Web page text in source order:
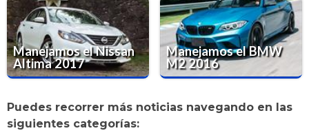
Manejamos el Nissan
Altima 2017
Manejamos el BMW
M2 2016
Puedes recorrer más noticias navegando en las
siguientes categorías: